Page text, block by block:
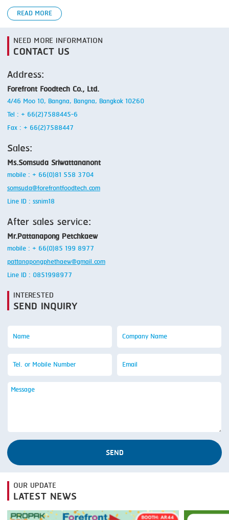
WASHING
READ MORE
NEED MORE INFORMATION
CONTACT US
Address:
Forefront Foodtech Co., Ltd.
4/46 Moo 10, Bangna, Bangna, Bangkok 10260
Tel : + 66(2)7588445-6
Fax : + 66(2)7588447
Sales:
Ms.Somsuda Sriwattananont
mobile : + 66(0)81 558 3704
somsuda@forefrontfoodtech.com
Line ID : ssnim18
After sales service:
Mr.Pattanapong Petchkaew
mobile : + 66(0)85 199 8977
pattanapongphethaew@gmail.com
Line ID : 0851998977
INTERESTED
SEND INQUIRY
SEND
OUR UPDATE
LATEST NEWS